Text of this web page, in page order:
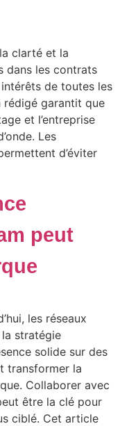
clarté et la
dans les contrats
de toutes les
rédigé garantit que
et l’entreprise
Les
d’éviter
peut
les réseaux
stratégie
solide sur des
transformer la
Collaborer avec
être la clé pour
ciblé. Cet article